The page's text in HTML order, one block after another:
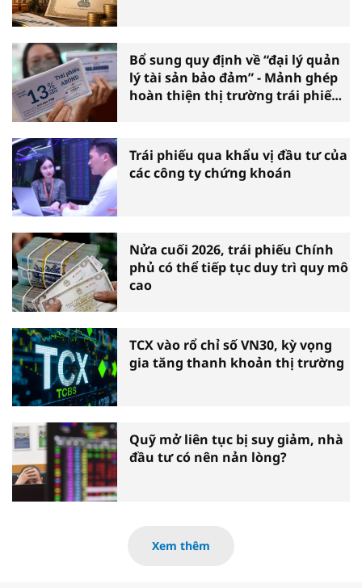
Bổ sung quy định về “đại lý quản
lý tài sản bảo đảm” - Mảnh ghép
hoàn thiện thị trường trái phiếu
Trái phiếu qua khẩu vị đầu tư của
các công ty chứng khoán
Nửa cuối 2026, trái phiếu Chính
phủ có thể tiếp tục duy trì quy mô
cao
TCX vào rổ chỉ số VN30, kỳ vọng
gia tăng thanh khoản thị trường
Quỹ mở liên tục bị suy giảm, nhà
đầu tư có nên nản lòng?
Xem thêm